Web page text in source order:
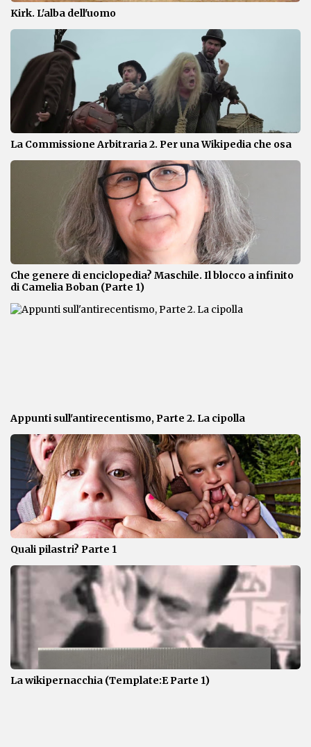
Kirk. L'alba dell'uomo
La Commissione Arbitraria 2. Per una Wikipedia che osa
Che genere di enciclopedia? Maschile. Il blocco a infinito
di Camelia Boban (Parte 1)
Appunti sull'antirecentismo, Parte 2. La cipolla
Quali pilastri? Parte 1
La wikipernacchia (Template:E Parte 1)